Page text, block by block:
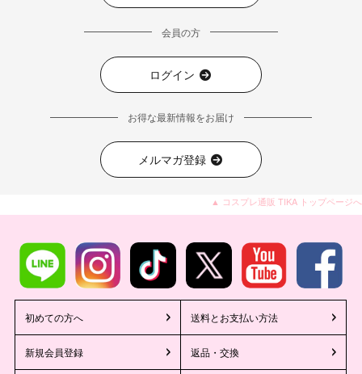
会員の方
ログイン
お得な最新情報をお届け
メルマガ登録
▲ コスプレ通販 TIKA トップページへ
初めての方へ 送料とお支払い方法
新規会員登録 返品・交換